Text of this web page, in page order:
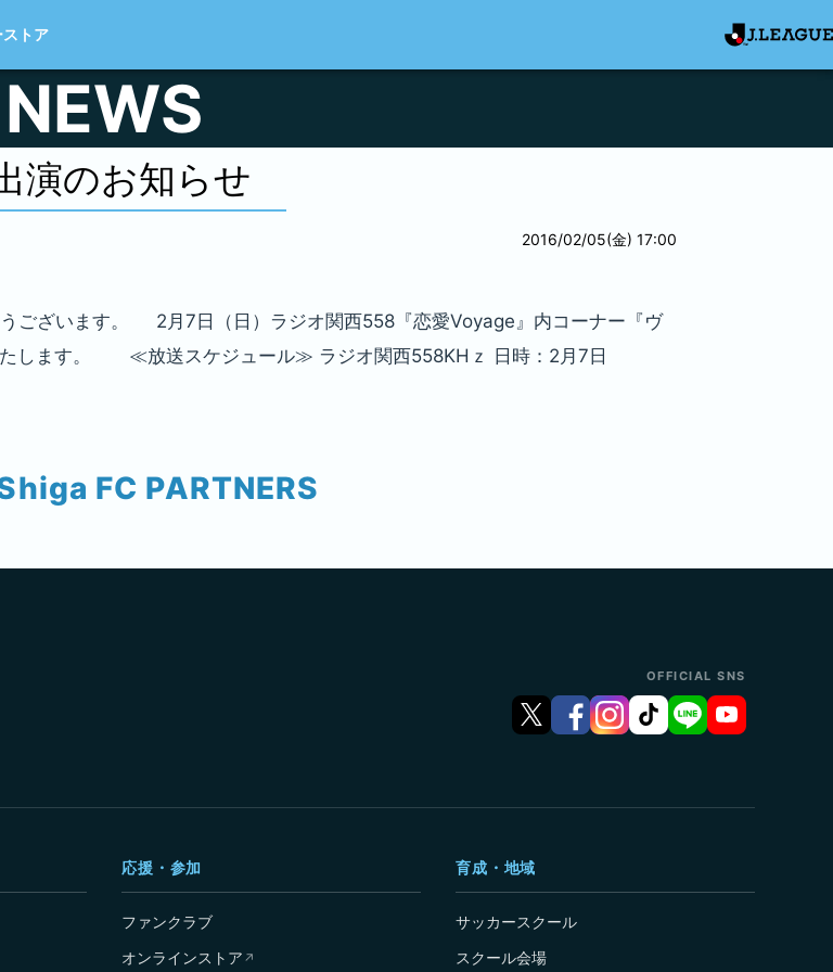
ストア
NEWS
演のお知らせ
2016/02/05(金) 17:00
ございます。 2月7日（日）ラジオ関西558『恋愛Voyage』内コーナー『ヴ
たします。 ≪放送スケジュール≫ ラジオ関西558KHｚ 日時：2月7日
FC PARTNERS
OFFICIAL SNS
応援・参加
ファンクラブ
オンラインストア ↗
育成・地域
サッカースクール
スクール会場